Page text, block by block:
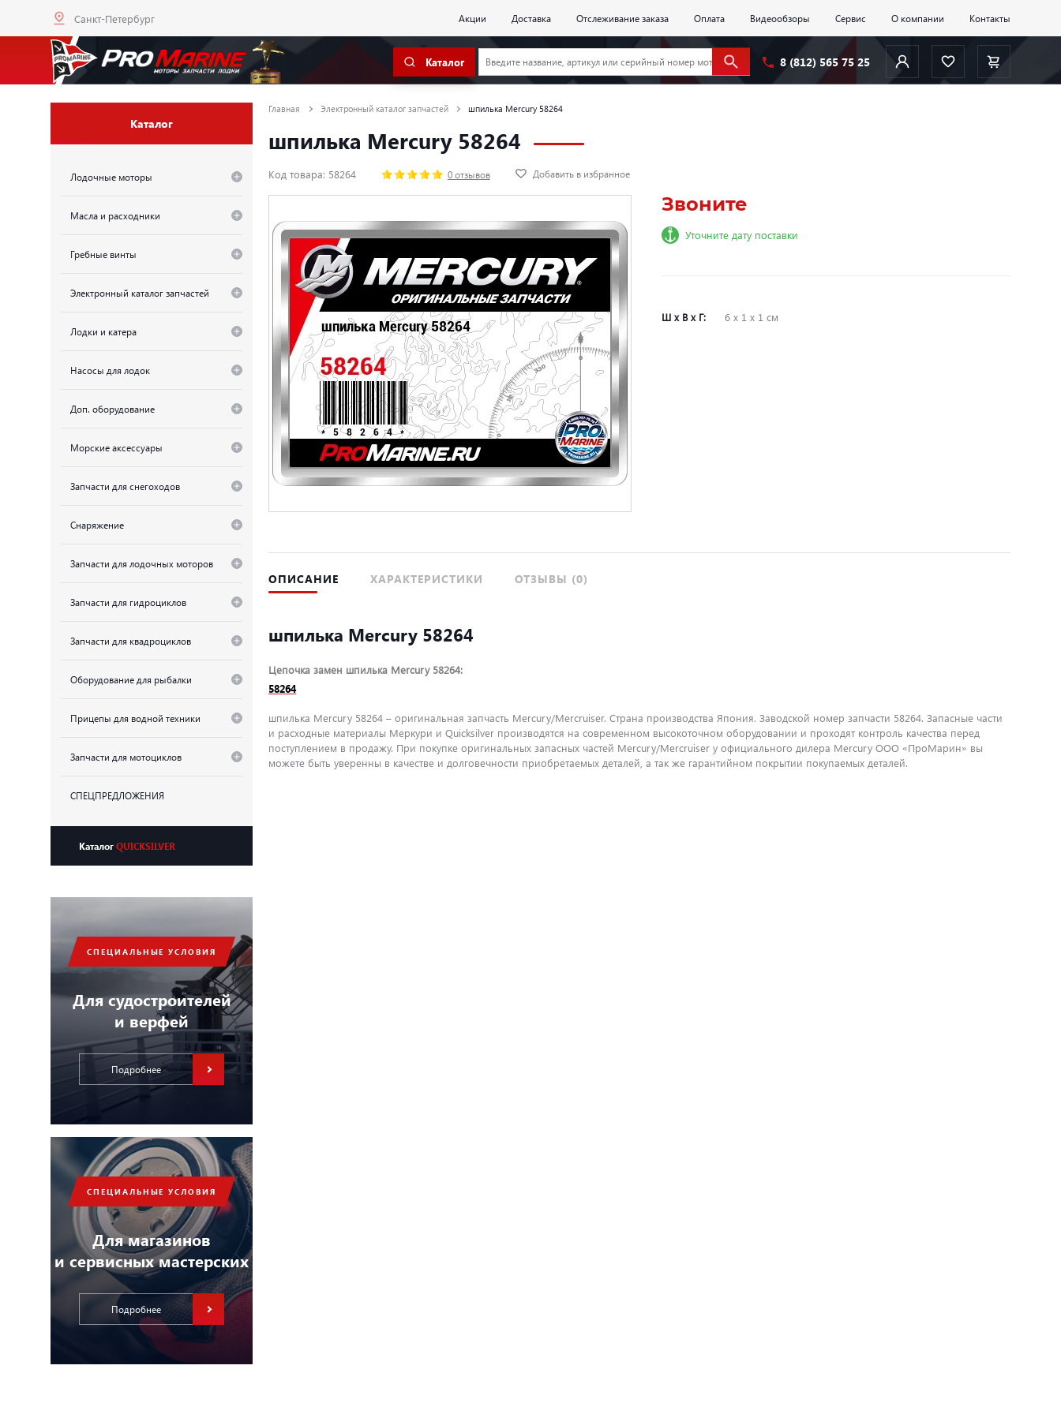
Санкт-Петербург Акции Доставка Отслеживание заказа Оплата Видеообзоры Сервис О компании Контакты
Каталог 8 (812) 565 75 25
Каталог
Лодочные моторы
Масла и расходники
Гребные винты
Электронный каталог запчастей
Лодки и катера
Насосы для лодок
Доп. оборудование
Морские аксессуары
Запчасти для снегоходов
Снаряжение
Запчасти для лодочных моторов
Запчасти для гидроциклов
Запчасти для квадроциклов
Оборудование для рыбалки
Прицепы для водной техники
Запчасти для мотоциклов
СПЕЦПРЕДЛОЖЕНИЯ
КаталогQUICKSILVER
СПЕЦИАЛЬНЫЕ УСЛОВИЯ
Для судостроителей
и верфей
Подробнее
СПЕЦИАЛЬНЫЕ УСЛОВИЯ
Для магазинов
и сервисных мастерских
Подробнее
Главная Электронный каталог запчастей шпилька Mercury 58264
шпилька Mercury 58264
Код товара: 58264 0 отзывов Добавить в избранное
Звоните
Уточните дату поставки
Ш х В х Г: 6 х 1 х 1 см
ОПИСАНИЕ ХАРАКТЕРИСТИКИ ОТЗЫВЫ (0)
шпилька Mercury 58264
Цепочка замен шпилька Mercury 58264:
58264
шпилька Mercury 58264 – оригинальная запчасть Mercury/Mercruiser. Страна производства Япония. Заводской номер запчасти 58264. Запасные части
и расходные материалы Меркури и Quicksilver производятся на современном высокоточном оборудовании и проходят контроль качества перед
поступлением в продажу. При покупке оригинальных запасных частей Mercury/Mercruiser у официального дилера Mercury ООО «ПроМарин» вы
можете быть уверенны в качестве и долговечности приобретаемых деталей, а так же гарантийном покрытии покупаемых деталей.